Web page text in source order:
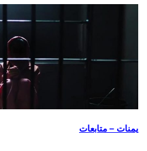
يمنات – متابعات